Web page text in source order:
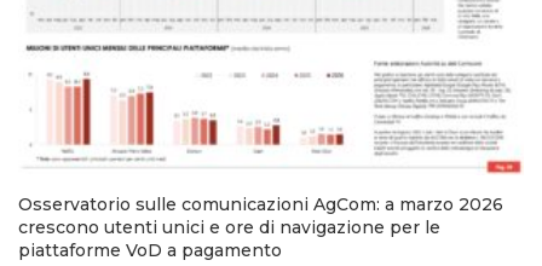
Osservatorio sulle comunicazioni AgCom: a marzo 2026
crescono utenti unici e ore di navigazione per le
piattaforme VoD a pagamento